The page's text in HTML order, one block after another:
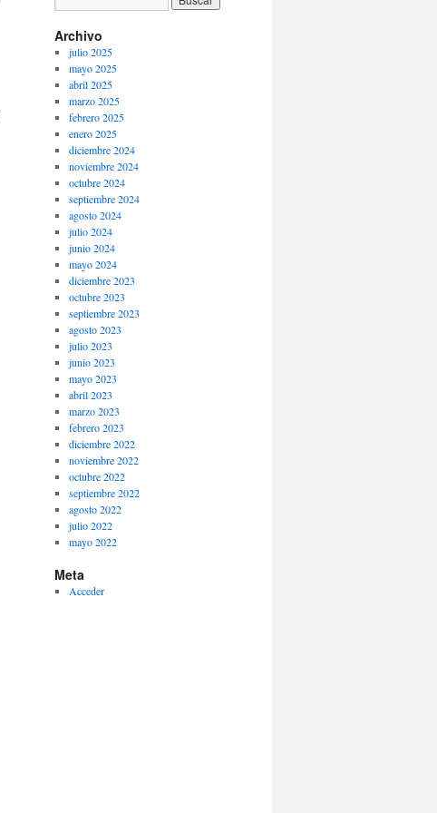
Archivo
julio 2025
mayo 2025
abril 2025
marzo 2025
febrero 2025
enero 2025
diciembre 2024
noviembre 2024
octubre 2024
septiembre 2024
agosto 2024
julio 2024
junio 2024
mayo 2024
diciembre 2023
octubre 2023
septiembre 2023
agosto 2023
julio 2023
junio 2023
mayo 2023
abril 2023
marzo 2023
febrero 2023
diciembre 2022
noviembre 2022
octubre 2022
septiembre 2022
agosto 2022
julio 2022
mayo 2022
Meta
Acceder